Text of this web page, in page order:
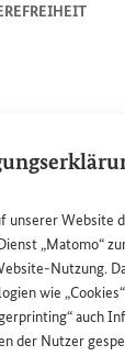
unsererWebsite
„Matomo“
-Nutzung.
wie „Cookies
“ auch
der Nutzer